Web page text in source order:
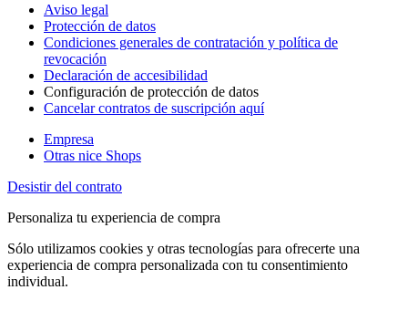
Aviso legal
Protección de datos
Condiciones generales de contratación y política de
revocación
Declaración de accesibilidad
Configuración de protección de datos
Cancelar contratos de suscripción aquí
Empresa
Otras nice Shops
Desistir del contrato
Personaliza tu experiencia de compra
Sólo utilizamos cookies y otras tecnologías para ofrecerte una
experiencia de compra personalizada con tu consentimiento
individual.